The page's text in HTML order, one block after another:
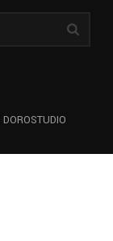
DOROSTUDIO